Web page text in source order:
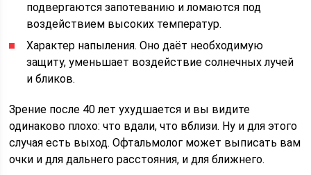
подвергаются запотеванию и ломаются под
воздействием высоких температур.
Характер напыления. Оно даёт необходимую
защиту, уменьшает воздействие солнечных лучей
и бликов.
Зрение после 40 лет ухудшается и вы видите
одинаково плохо: что вдали, что вблизи. Ну и для этого
случая есть выход. Офтальмолог может выписать вам
очки и для дальнего расстояния, и для ближнего.